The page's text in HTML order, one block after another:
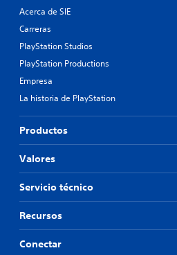
Acerca de SIE
Carreras
PlayStation Studios
PlayStation Productions
Empresa
La historia de PlayStation
Productos
Valores
Servicio técnico
Recursos
Conectar